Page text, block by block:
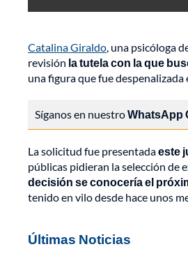
Catalina Giraldo, una psicóloga
revisión la tutela con la que
una figura que fue
Síganos en nuestroWhatsApp
La solicitud fue presentadaeste
públicas pidieran la selección de
decisión se conocería el
tenido en vilo desde hace unos
Últimas Noticias